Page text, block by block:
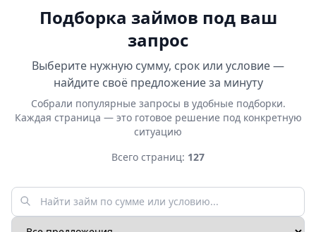
Подборка займов под ваш
запрос
Выберите нужную сумму, срок или условие —
найдите своё предложение за минуту
Собрали популярные запросы в удобные подборки.
Каждая страница — это готовое решение под конкретную
ситуацию
Всего страниц: 127